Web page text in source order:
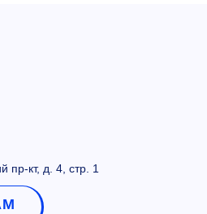
пр-кт, д. 4, стр. 1